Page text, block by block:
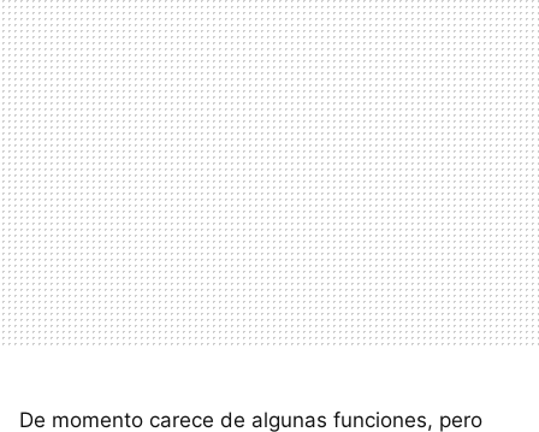
De momento carece de algunas funciones, pero